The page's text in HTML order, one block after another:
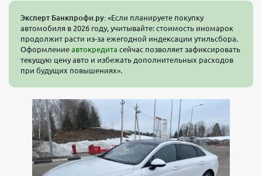
Эксперт Банкпрофи.ру: «Если планируете покупку
автомобиля в 2026 году, учитывайте: стоимость иномарок
продолжит расти из-за ежегодной индексации утильсбора.
Оформление автокредита сейчас позволяет зафиксировать
текущую цену авто и избежать дополнительных расходов
при будущих повышениях».